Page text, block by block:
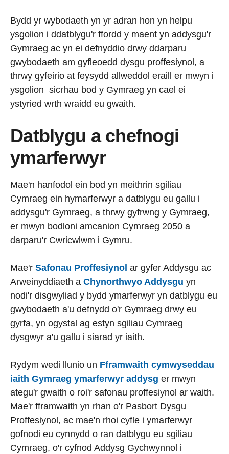
Bydd yr wybodaeth yn yr adran hon yn helpu
ysgolion i ddatblygu'r ffordd y maent yn addysgu'r
Gymraeg ac yn ei defnyddio drwy ddarparu
gwybodaeth am gyfleoedd dysgu proffesiynol, a
thrwy gyfeirio at feysydd allweddol eraill er mwyn i
ysgolion sicrhau bod y Gymraeg yn cael ei
ystyried wrth wraidd eu gwaith.
Datblygu a chefnogi
ymarferwyr
Mae'n hanfodol ein bod yn meithrin sgiliau
Cymraeg ein hymarferwyr a datblygu eu gallu i
addysgu'r Gymraeg, a thrwy gyfrwng y Gymraeg,
er mwyn bodloni amcanion Cymraeg 2050 a
darparu'r Cwricwlwm i Gymru.
Mae'r Safonau Proffesiynol ar gyfer Addysgu ac
Arweinyddiaeth a Chynorthwyo Addysgu yn
nodi'r disgwyliad y bydd ymarferwyr yn datblygu eu
gwybodaeth a'u defnydd o'r Gymraeg drwy eu
gyrfa, yn ogystal ag estyn sgiliau Cymraeg
dysgwyr a'u gallu i siarad yr iaith.
Rydym wedi llunio un Fframwaith cymwyseddau
iaith Gymraeg ymarferwyr addysg er mwyn
ategu'r gwaith o roi'r safonau proffesiynol ar waith.
Mae'r fframwaith yn rhan o'r Pasbort Dysgu
Proffesiynol, ac mae'n rhoi cyfle i ymarferwyr
gofnodi eu cynnydd o ran datblygu eu sgiliau
Cymraeg, o'r cyfnod Addysg Gychwynnol i